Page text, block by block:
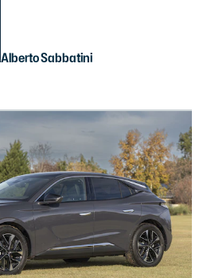
Alberto Sabbatini